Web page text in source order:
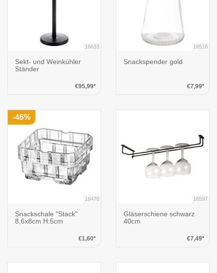
16633
Sekt- und Weinkühler
Ständer
€95,99*
16516
Snackspender gold
€7,99*
16470
Snackschale "Stack"
8,6x8cm H:5cm
€1,60*
-46%
16597
Gläserschiene schwarz
40cm
€7,49*